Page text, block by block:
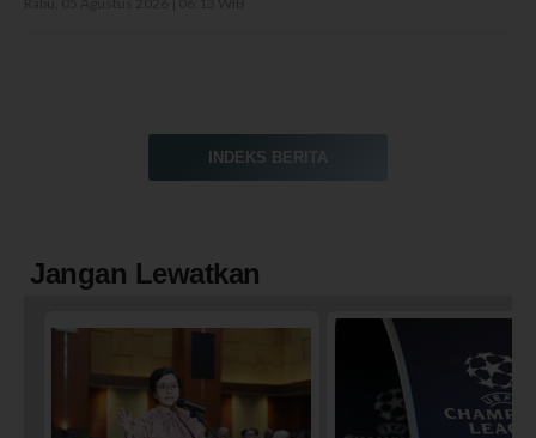
INDEKS BERITA
Jangan Lewatkan